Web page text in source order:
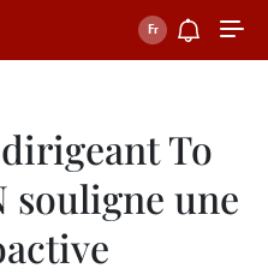
To
souligne une